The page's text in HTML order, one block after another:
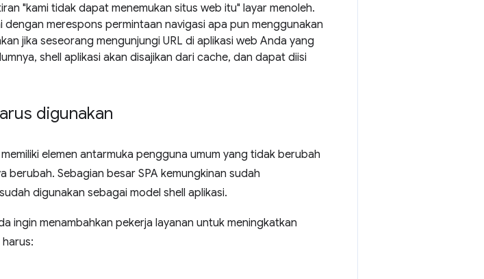
"kami tidak dapat menemukan situs web itu" layar menoleh.
dengan merespons permintaan navigasi apa pun menggunakan
jika seseorang mengunjungi URL di aplikasi web Anda yang
shell aplikasi akan disajikan dari cache, dan dapat diisi
digunakan
elemen antarmuka pengguna umum yang tidak berubah
Sebagian besar SPA kemungkinan sudah
digunakan sebagai model shell aplikasi.
ingin menambahkan pekerja layanan untuk meningkatkan